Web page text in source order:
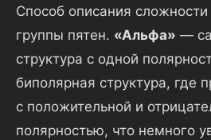
Способ описания
группы пятен. «Альфа» —
структура с одной
биполярная структура, где
с положительной и
полярностью, что немного